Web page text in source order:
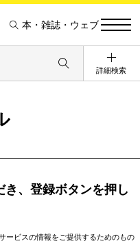
本・雑誌・ウェブ
詳細検索
、登録ボタンを押し
ービスの情報をご提供するためのもの